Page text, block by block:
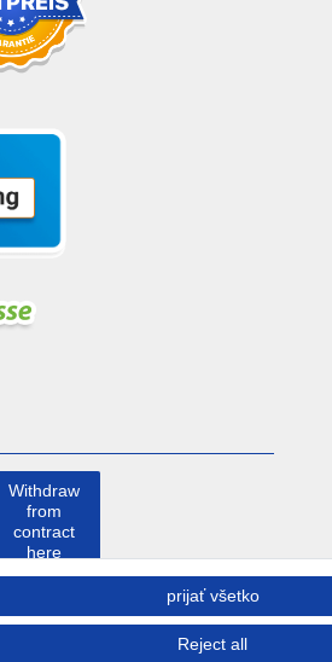
prijať všetko
Reject all
Withdraw
from
contract
here